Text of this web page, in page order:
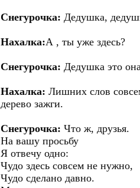
Снегурочка: Дедушка,
Нахалка:А , ты уже здесь?
Снегурочка: Дедушка это
Нахалка: Лишних слов
дерево зажги.
Снегурочка: Что ж, друзья.
На вашу просьбу
Я отвечу одно:
Чудо здесь совсем не нужно,
Чудо сделано давно.